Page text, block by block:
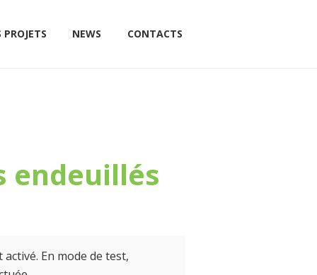
PROJETS NEWS CONTACTS
endeuillés
En mode de test,